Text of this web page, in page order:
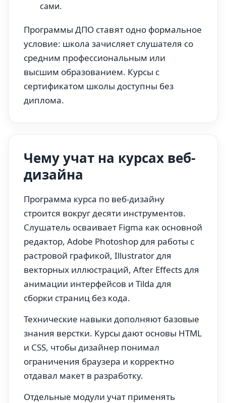
сами.
Программы ДПО ставят одно формальное
условие: школа зачисляет слушателя со
средним профессиональным или
высшим образованием. Курсы с
сертификатом школы доступны без
диплома.
Чему учат на курсах веб-
дизайна
Программа курса по веб-дизайну
строится вокруг десяти инструментов.
Слушатель осваивает Figma как основной
редактор, Adobe Photoshop для работы с
растровой графикой, Illustrator для
векторных иллюстраций, After Effects для
анимации интерфейсов и Tilda для
сборки страниц без кода.
Технические навыки дополняют базовые
знания верстки. Курсы дают основы HTML
и CSS, чтобы дизайнер понимал
ограничения браузера и корректно
отдавал макет в разработку.
Отдельные модули учат применять